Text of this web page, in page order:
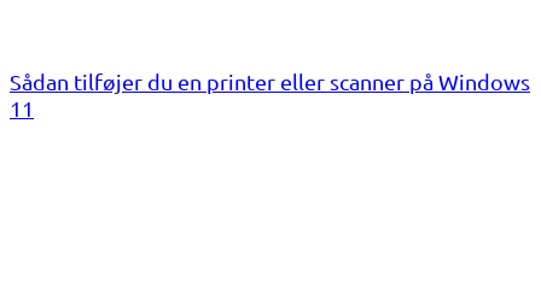
Sådan tilføjer du en printer eller scanner på Windows
11